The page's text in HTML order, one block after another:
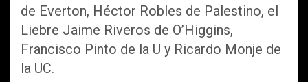
de Everton, Héctor Robles de Palestino, el
Liebre Jaime Riveros de O’Higgins,
Francisco Pinto de la U y Ricardo Monje de
la UC.